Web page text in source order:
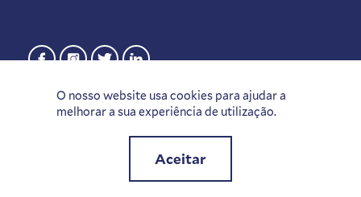
O nosso website usa cookies para ajudar a
melhorar a sua experiência de utilização.
Aceitar